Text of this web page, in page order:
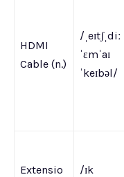
HDMI
Cable (n.)
/ˌeɪtʃˌdiː
ˈɛmˈaɪ
ˈkeɪbəl/
Extensio
/ɪk